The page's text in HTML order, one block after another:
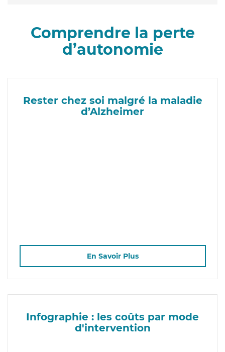
Comprendre la perte
d’autonomie
Rester chez soi malgré la maladie
d’Alzheimer
En Savoir Plus
Infographie : les coûts par mode
d'intervention